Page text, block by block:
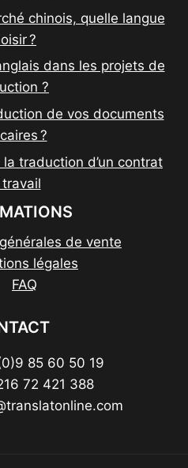
chinois, quelle langue
?
dans les projets de
?
de vos documents
?
la traduction d’un contrat
de vente
légales
FAQ
85 60 50 19
72 421 388